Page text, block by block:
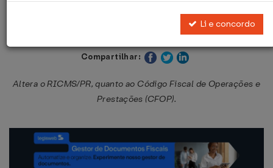
Decreto Nº 3554 DE 03/10/2023
Publicado no DOE - PR em 3 out 2023
Compartilhar:
Altera o RICMS/PR, quanto ao Código Fiscal de Operações e
Prestações (CFOP).
Li e concordo